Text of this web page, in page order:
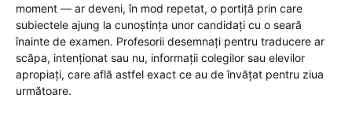
moment — ar deveni, în mod repetat, o portiță prin care
subiectele ajung la cunoștința unor candidați cu o seară
înainte de examen. Profesorii desemnați pentru traducere ar
scăpa, intenționat sau nu, informații colegilor sau elevilor
apropiați, care află astfel exact ce au de învățat pentru ziua
următoare.